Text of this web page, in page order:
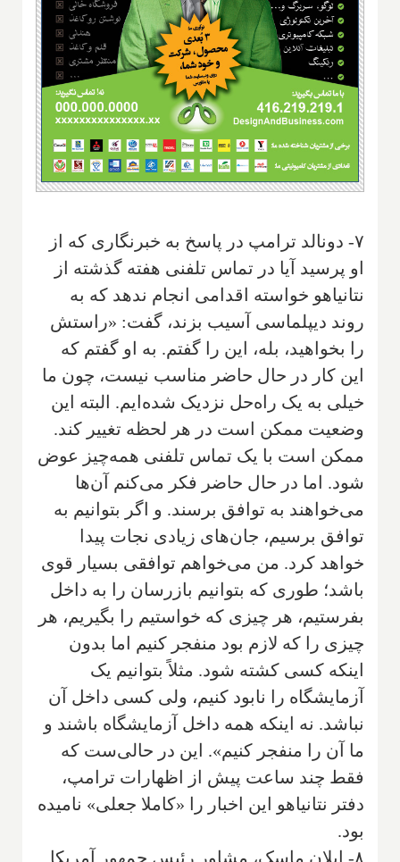
۷- دونالد ترامپ در پاسخ به خبرنگاری که از
او پرسید آیا در تماس تلفنی هفته گذشته از
نتانیاهو خواسته اقدامی انجام ندهد که به
روند دیپلماسی آسیب بزند، گفت: «راستش
را بخواهید، بله، این را گفتم. به او گفتم که
این کار در حال حاضر مناسب نیست، چون ما
خیلی به یک راه‌حل نزدیک شده‌ایم. البته این
وضعیت ممکن است در هر لحظه تغییر کند.
ممکن است با یک تماس تلفنی همه‌چیز عوض
شود. اما در حال حاضر فکر می‌کنم آن‌ها
می‌خواهند به توافق برسند. و اگر بتوانیم به
توافق برسیم، جان‌های زیادی نجات پیدا
خواهد کرد. من می‌خواهم توافقی بسیار قوی
باشد؛ طوری که بتوانیم بازرسان را به داخل
بفرستیم، هر چیزی که خواستیم را بگیریم، هر
چیزی را که لازم بود منفجر کنیم اما بدون
اینکه کسی کشته شود. مثلاً بتوانیم یک
آزمایشگاه را نابود کنیم، ولی کسی داخل آن
نباشد. نه اینکه همه داخل آزمایشگاه باشند و
ما آن را منفجر کنیم». این در حالی‌ست که
فقط چند ساعت پیش از اظهارات ترامپ،
دفتر نتانیاهو این اخبار را «کاملا جعلی» نامیده
بود.
۸- ایلان ماسک، مشاور رئیس جمهور آمریکا